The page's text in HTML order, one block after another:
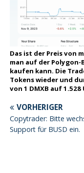
Das ist der Preis von
man auf der
kaufen kann. Die
Tokens wieder und
von 1 DMXB auf 1.528
VORHERIGER
Copytrader: Bitte
Support für BUSD ein.